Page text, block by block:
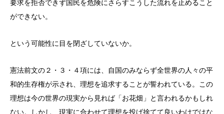
要求を拒否できず国民を危険にさらすこうした流れを止めること
ができない。
という可能性に目を閉ざしていないか。
憲法前文の２・３・４項には、自国のみならず全世界の人々の平
和的生存権が示され、理想を追求することが誓われている。この
理想は今の世界の現実から見れば「お花畑」と言われるかもしれ
ない。しかし、現実に合わせて理想を投げ捨てて良いわけではな